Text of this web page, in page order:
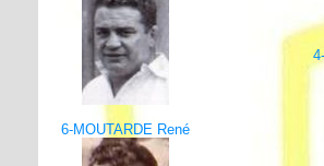
6-MOUTARDE René